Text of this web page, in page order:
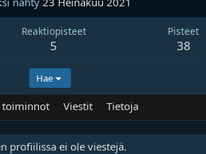
Reaktiopisteet
5
Pisteet
38
Hae
toiminnot Viestit Tietoja
profiilissa ei ole viestejä.